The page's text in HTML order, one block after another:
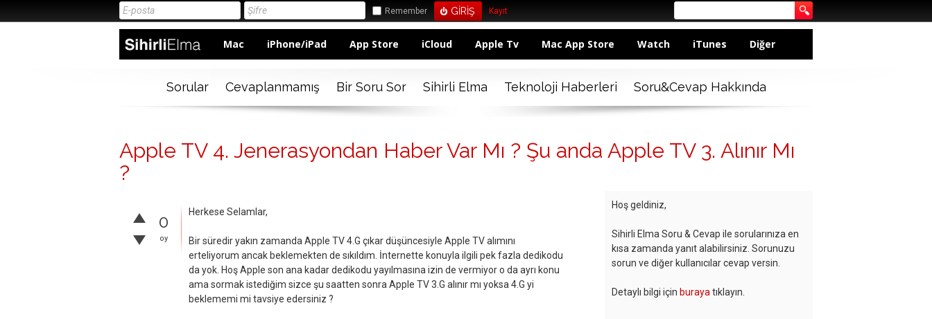
Remember Kayıt
Mac iPhone/iPad App Store iCloud Apple Tv Mac App Store Watch iTunes Diğer
Sorular Cevaplanmamış Bir Soru Sor Sihirli Elma Teknoloji Haberleri Soru&Cevap Hakkında
Apple TV 4. Jenerasyondan Haber Var Mı ? Şu anda Apple TV 3. Alınır Mı
?
0
oy
Herkese Selamlar,
Bir süredir yakın zamanda Apple TV 4.G çıkar düşüncesiyle Apple TV alımını
erteliyorum ancak beklemekten de sıkıldım. İnternette konuyla ilgili pek fazla dedikodu
da yok. Hoş Apple son ana kadar dedikodu yayılmasına izin de vermiyor o da ayrı konu
ama sormak istediğim sizce şu saatten sonra Apple TV 3.G alınır mı yoksa 4.G yi
beklememi mi tavsiye edersiniz ?
Hoş geldiniz,
Sihirli Elma Soru & Cevap ile sorularınıza en
kısa zamanda yanıt alabilirsiniz. Sorunuzu
sorun ve diğer kullanıcılar cevap versin.
Detaylı bilgi için buraya tıklayın.